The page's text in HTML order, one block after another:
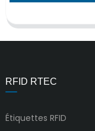
RFID RTEC
Étiquettes RFID